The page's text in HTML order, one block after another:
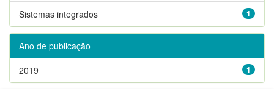
1
Sistemas integrados
Ano de publicação
1
2019